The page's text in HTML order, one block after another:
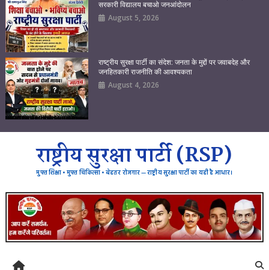
सरकारी विद्यालय बचाओ जनआंदोलन
August 5, 2026
राष्ट्रीय सुरक्षा पार्टी का संदेश: जनता के मुद्दों पर जवाबदेह और
जनहितकारी राजनीति की आवश्यकता
August 4, 2026
राष्ट्रीय सुरक्षा पार्टी (RSP)
मुफ्त शिक्षा • मुफ्त चिकित्सा • बेहतर रोजगार — राष्ट्रीय सुरक्षा पार्टी का यही है आधार।